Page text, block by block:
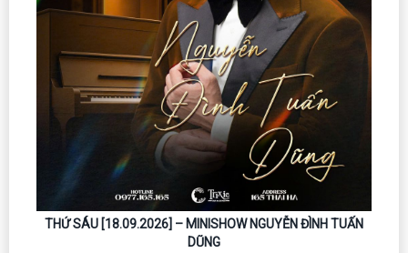
THỨ SÁU [18.09.2026] – MINISHOW NGUYỄN ĐÌNH TUẤN
DŨNG